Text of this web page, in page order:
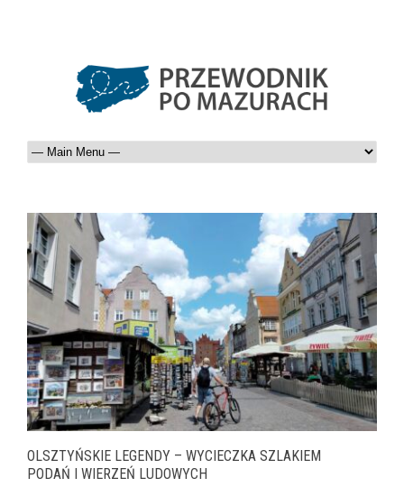
OLSZTYŃSKIE LEGENDY – WYCIECZKA SZLAKIEM
PODAŃ I WIERZEŃ LUDOWYCH